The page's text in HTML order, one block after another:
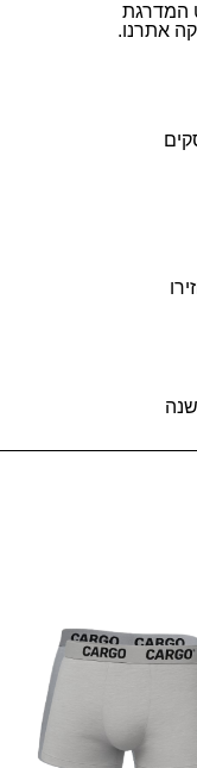
המדרגת
אתרנו.